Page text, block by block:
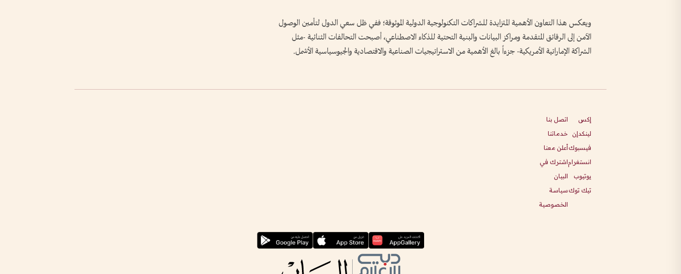
ويعكس هذا التعاون الأهمية المتزايدة للشراكات التكنولوجية الدولية الموثوقة؛ ففي ظل سعي الدول لتأمين الوصول
الآمن إلى الرقائق المتقدمة ومراكز البيانات والبنية التحتية للذكاء الاصطناعي، أصبحت التحالفات الثنائية -مثل
الشراكة الإماراتية الأمريكية- جزءاً بالغ الأهمية من الاستراتيجيات الصناعية والاقتصادية والجيوسياسية الأشمل.
إكس
لينكدإن
فيسبوك
انستغرام
يوتيوب
تيك توك
اتصل بنا
خدماتنا
أعلن معنا
اشترك في
البيان
سياسة
الخصوصية